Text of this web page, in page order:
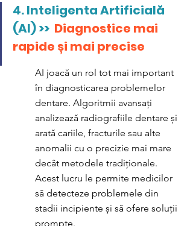
4. Inteligenta Artificială
(AI) >> Diagnostice mai
rapide și mai precise
AI joacă un rol tot mai important
în diagnosticarea problemelor
dentare. Algoritmii avansați
analizează radiografiile dentare și
arată cariile, fracturile sau alte
anomalii cu o precizie mai mare
decât metodele tradiționale.
Acest lucru le permite medicilor
să detecteze problemele din
stadii incipiente și să ofere soluții
prompte.